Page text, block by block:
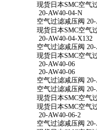
现货日本SMC空气
20-AW40-04-N
空气过滤减压阀
现货日本SMC空气
20-AW40-04-X132
空气过滤减压阀
现货日本SMC空气
20-AW40-06
20-AW40-06
空气过滤减压阀 20-
空气过滤减压阀 20-
现货日本SMC空气
现货日本SMC空气
20-AW40-06-2
空气过滤减压阀